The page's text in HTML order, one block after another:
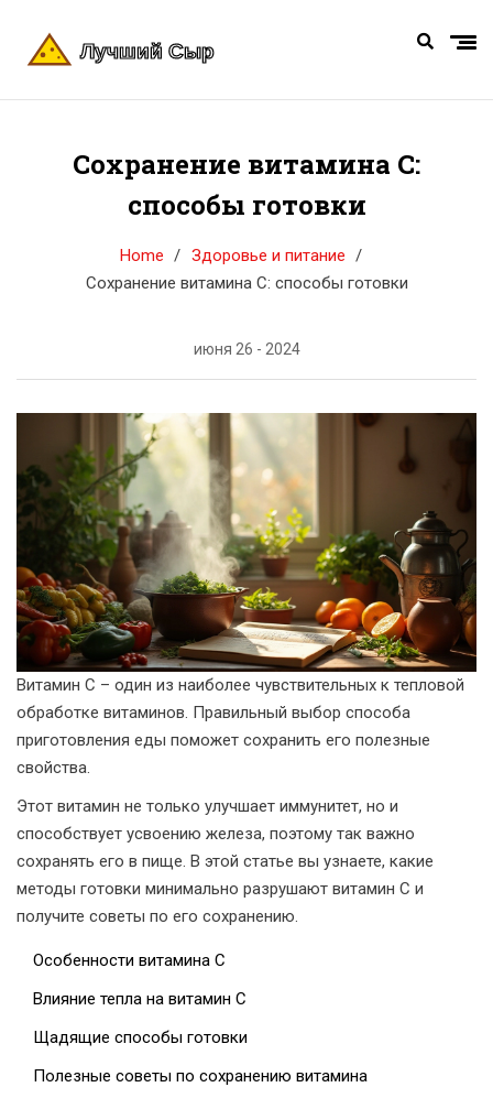
Сохранение витамина C:
способы готовки
Home
Здоровье и питание
Сохранение витамина C: способы готовки
июня 26 - 2024
Витамин C – один из наиболее чувствительных к тепловой
обработке витаминов. Правильный выбор способа
приготовления еды поможет сохранить его полезные
свойства.
Этот витамин не только улучшает иммунитет, но и
способствует усвоению железа, поэтому так важно
сохранять его в пище. В этой статье вы узнаете, какие
методы готовки минимально разрушают витамин C и
получите советы по его сохранению.
Особенности витамина C
Влияние тепла на витамин C
Щадящие способы готовки
Полезные советы по сохранению витамина